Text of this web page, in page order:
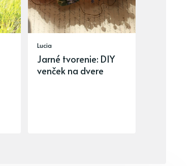
Lucia
Jarné tvorenie: DIY
venček na dvere